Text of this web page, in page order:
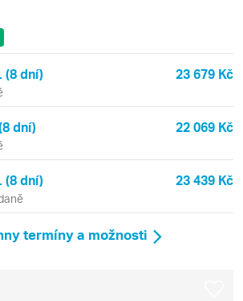
(8 dní) 23 679 Kč
dní) 22 069 Kč
(8 dní) 23 439 Kč
termíny a možnosti